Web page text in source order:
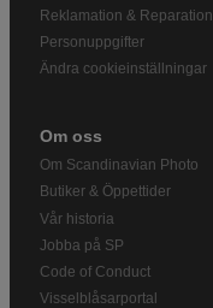
Reklamation & Reparation
Personuppgifter
Ändra cookieinställningar
Om oss
Om Scandinavian Photo
Butiker & Öppettider
Vår historia
Jobba på SP
Code of Conduct
Visselblåsarportal